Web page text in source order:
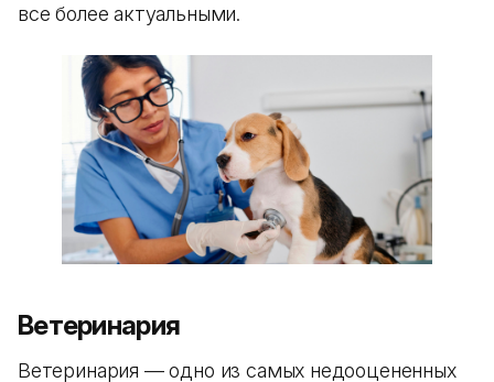
все более актуальными.
Ветеринария
Ветеринария — одно из самых недооцененных